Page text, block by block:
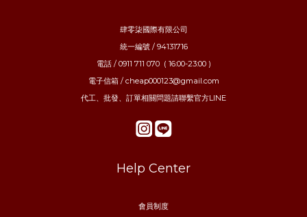
肆零柒國際有限公司
統一編號 / 94131716
電話 / 0911 711 070 ( 16:00-23:00 )
電子信箱 / cheap000123@gmail.com
代工、批發、訂單相關問題請聯繫官方LINE
Help Center
會員制度